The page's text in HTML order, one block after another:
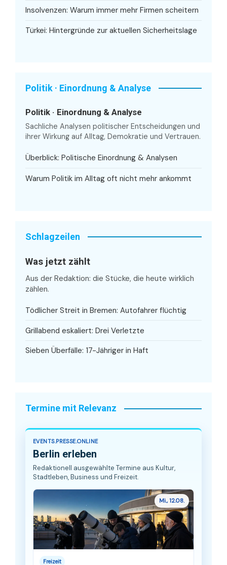
Insolvenzen: Warum immer mehr Firmen scheitern
Türkei: Hintergründe zur aktuellen Sicherheitslage
Politik · Einordnung & Analyse
Politik · Einordnung & Analyse
Sachliche Analysen politischer Entscheidungen und
ihrer Wirkung auf Alltag, Demokratie und Vertrauen.
Überblick: Politische Einordnung & Analysen
Warum Politik im Alltag oft nicht mehr ankommt
Schlagzeilen
Was jetzt zählt
Aus der Redaktion: die Stücke, die heute wirklich
zählen.
Tödlicher Streit in Bremen: Autofahrer flüchtig
Grillabend eskaliert: Drei Verletzte
Sieben Überfälle: 17-Jähriger in Haft
Termine mit Relevanz
EVENTS.PRESSE.ONLINE
Berlin erleben
Redaktionell ausgewählte Termine aus Kultur,
Stadtleben, Business und Freizeit.
Mi., 12.08.
Freizeit